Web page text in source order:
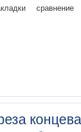
сравнение